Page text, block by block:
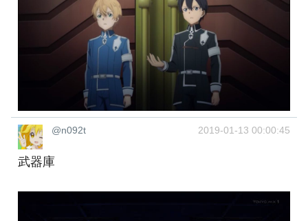
@n092t 2019-01-13 00:00:45
武器庫